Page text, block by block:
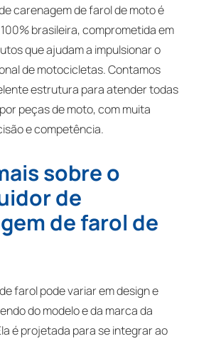
carenagem de farol de moto é
brasileira, comprometida em
que ajudam a impulsionar o
de motocicletas. Contamos
estrutura para atender todas
peças de moto, com muita
e competência.
sobre o
de
de farol de
farol pode variar em design e
do modelo e da marca da
é projetada para se integrar ao